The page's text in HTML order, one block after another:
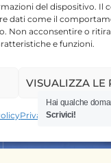
del dispositivo. Il
dati come il
Non acconsentire o
e funzioni.
VISUALIZZA LE
Privacy Policy
Hai qualche
Scrivici!